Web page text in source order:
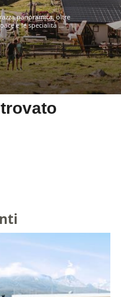
panoramica, oltre
e le specialità ...